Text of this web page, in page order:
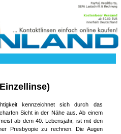
kennzeichnet sich durch das
Sicht in der Nähe aus. Ab einem
ab dem 40. Lebensjahr, ist mit den
Presbyopie zu rechnen. Die Augen